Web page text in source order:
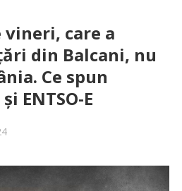
care a
din Balcani, nu
Ce spun
ENTSO-E